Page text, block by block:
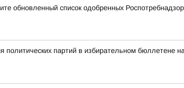
обновленный список одобренных
партий в избирательном бюллетене